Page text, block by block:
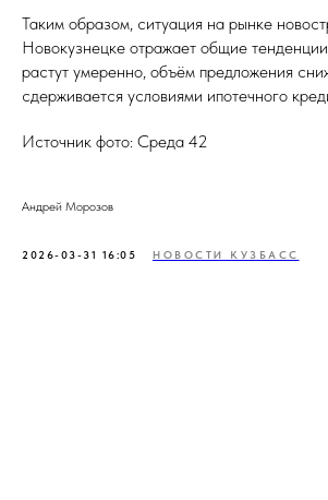
Таким образом, ситуация на рынке
Новокузнецке отражает общие
растут умеренно, объём предложения
сдерживается условиями ипотечного
Источник фото: Среда 42
Андрей Морозов
2026-03-31 16:05 НОВОСТИ КУЗБАСС